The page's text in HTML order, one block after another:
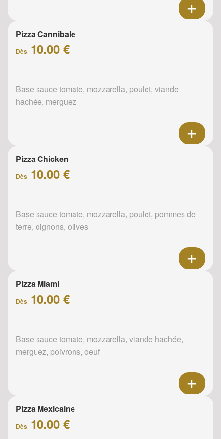
Pizza Cannibale
Dès 10.00 €
Base sauce tomate, mozzarella, poulet, viande
hachée, merguez
Pizza Chicken
Dès 10.00 €
Base sauce tomate, mozzarella, poulet, pommes de
terre, oignons, olives
Pizza Miami
Dès 10.00 €
Base sauce tomate, mozzarella, viande hachée,
merguez, poivrons, oeuf
Pizza Mexicaine
Dès 10.00 €